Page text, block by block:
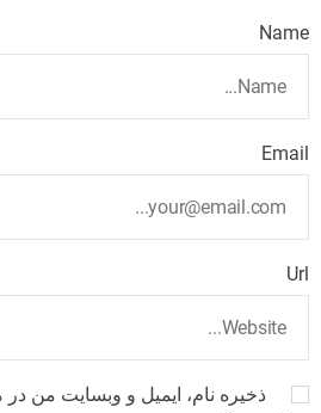
Name
Email
Url
ذخیره نام، ایمیل و وبسایت من